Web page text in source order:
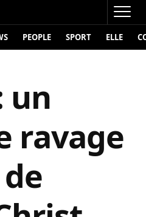
PEOPLE SPORT ELLE
un
ravage